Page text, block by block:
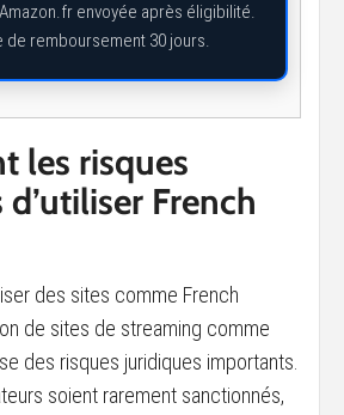
envoyée après éligibilité.
de remboursement 30 jours.
les risques
French
des sites comme French
de sites de streaming comme
des risques juridiques importants.
soient rarement sanctionnés,